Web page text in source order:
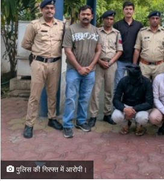
पुलिस की गिरफ्त में आरोपी।